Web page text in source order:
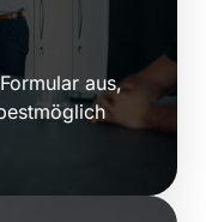
Formular
aus,